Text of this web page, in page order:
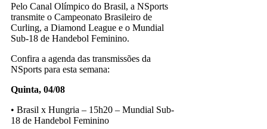
Pelo Canal Olímpico do Brasil, a NSports
transmite o Campeonato Brasileiro de
Curling, a Diamond League e o Mundial
Sub-18 de Handebol Feminino.
Confira a agenda das transmissões da
NSports para esta semana:
Quinta, 04/08
• Brasil x Hungria – 15h20 – Mundial Sub-
18 de Handebol Feminino